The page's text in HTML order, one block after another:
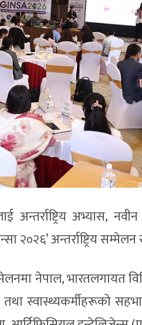
अन्तर्राष्ट्रिय अभ्यास,
२०२६’ अन्तर्राष्ट्रिय
नेपाल, भारतलगायत
स्वास्थ्यकर्मीहरूको